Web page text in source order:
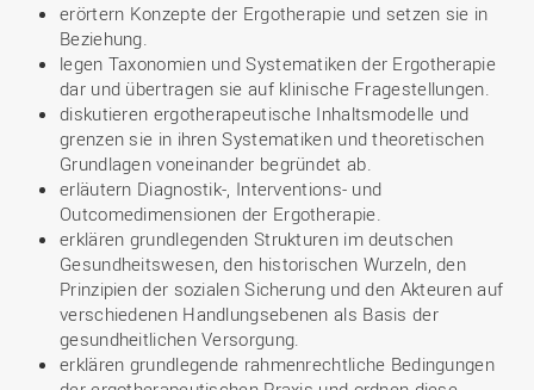
erörtern Konzepte der Ergotherapie und setzen sie in
Beziehung.
legen Taxonomien und Systematiken der Ergotherapie
dar und übertragen sie auf klinische Fragestellungen.
diskutieren ergotherapeutische Inhaltsmodelle und
grenzen sie in ihren Systematiken und theoretischen
Grundlagen voneinander begründet ab.
erläutern Diagnostik-, Interventions- und
Outcomedimensionen der Ergotherapie.
erklären grundlegenden Strukturen im deutschen
Gesundheitswesen, den historischen Wurzeln, den
Prinzipien der sozialen Sicherung und den Akteuren auf
verschiedenen Handlungsebenen als Basis der
gesundheitlichen Versorgung.
erklären grundlegende rahmenrechtliche Bedingungen